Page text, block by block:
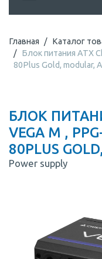
Главная Каталог
Блок питания ATX
80Plus Gold, modular,
БЛОК
VEGA M ,
80PLUS
Power supply